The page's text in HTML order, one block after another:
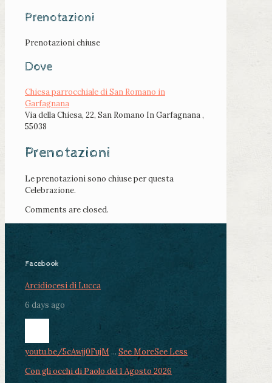
Prenotazioni
Prenotazioni chiuse
Dove
Chiesa parrocchiale di San Romano in
Garfagnana
Via della Chiesa, 22, San Romano In Garfagnana ,
55038
Prenotazioni
Le prenotazioni sono chiuse per questa
Celebrazione.
Comments are closed.
Facebook
Arcidiocesi di Lucca
6 days ago
youtu.be/5cAwjj0FujM ... See MoreSee Less
Con gli occhi di Paolo del 1 Agosto 2026